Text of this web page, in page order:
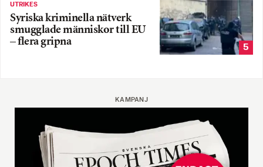
UTRIKES
Syriska kriminella nätverk
smugglade människor till EU
– flera gripna
5
KAMPANJ